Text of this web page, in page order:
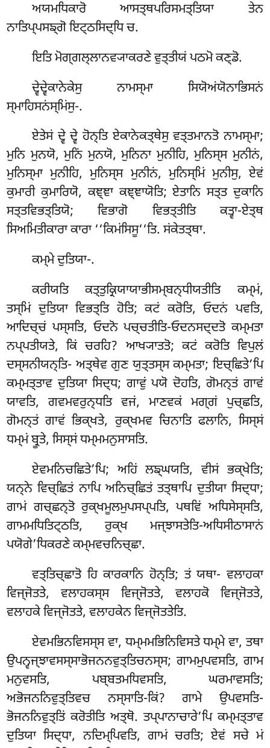
ਅਯਮਧਿਕਾਰੋ ਆਸਤ੍ਥਪਰਿਸਮਤ੍ਤਿਯਾ ਤੇਨ
ਨਾਤਿਪ੍ਪਸਙ੍ਗੋ ਇਟ੍ਠਸਿਦ੍ਧਿ ਚ.
ਇਤਿ ਮੋਗ੍ਗਲ੍ਲਾਨਵ੍ਯਾਕਰਣੇ ਵੁਤ੍ਤੀਯਂ ਪਠਮੋ ਕਣ੍ਡੋ.
ਦ੍ਵੇਦ੍ਵੇਕਾਨੇਕੇਸੁਨਾਮਸ੍ਮਾ ਸਿਯੋਅਂਯੋਨਾਭਿਸਨਂ
ਸ੍ਮਾਹਿਸਨਂਸ੍ਮਿਂਸੁ-.
ਏਤੇਸਂ ਦ੍ਵੇ ਦ੍ਵੇ ਹੋਨ੍ਤਿ ਏਕਾਨੇਕਤ੍ਥੇਸੁ ਵਤ੍ਤਮਾਨਤੋ ਨਾਮਸ੍ਮਾ;
ਮੁਨਿ ਮੁਨਯੋ, ਮੁਨਿਂ ਮੁਨਯੋ, ਮੁਨਿਨਾ ਮੁਨੀਹਿ, ਮੁਨਿਸ੍ਸ ਮੁਨੀਨਂ,
ਮੁਨਿਸ੍ਮਾ ਮੁਨੀਹਿ, ਮੁਨਿਸ੍ਸ ਮੁਨੀਨਂ, ਮੁਨਿਸ੍ਮਿਂ ਮੁਨੀਸੁ, ਏਵਂ
ਕੁਮਾਰੀ ਕੁਮਾਰਿਯੋ, ਕਞ੍ਞਾ ਕਞ੍ਞਾਯੋਤਿ; ਏਤਾਨਿ ਸਤ੍ਤ ਦੁਕਾਨਿ
ਸਤ੍ਤਵਿਭਤ੍ਤਿਯੋ; ਵਿਭਾਗੋ ਵਿਭਤ੍ਤੀਤਿ ਕਤ੍ਵਾ-ਏਤ੍ਥ
ਸਿਅਮਿਤੀਕਾਰਾ ਕਾਰਾ ‘‘ਕਿਮਂਸਿਸੂ‘‘ਤਿ. ਸਂਕੇਤਤ੍ਥਾ.
ਕਮ੍ਮੇਦੁਤਿਯਾ-.
ਕਰੀਯਤਿ ਕਤ੍ਤੁਕ੍ਰਿਯਾਯਾਭੀਸਮ੍ਬਨ੍ਧੀਯਤੀਤਿ ਕਮ੍ਮਂ,
ਤਸ੍ਮਿਂ ਦੁਤਿਯਾ ਵਿਭਤ੍ਤਿ ਹੋਤਿ; ਕਟਂ ਕਰੋਤਿ, ਓਦਨਂ ਪਵਤਿ,
ਆਦਿਚ੍ਚਂ ਪਸ੍ਸਤਿ, ਓਦਨੋ ਪਚ੍ਚਤੀਤਿ-ਓਦਨਸਦ੍ਦਤੋ ਕਮ੍ਮਤਾ
ਨਪ੍ਪਤੀਯਤੇ, ਕਿਂ ਚਰਹਿ? ਆਖ੍ਯਾਤਤੋ; ਕਟਂ ਕਰੋਤਿ ਵਿਪੁਲਂ
ਦਸ੍ਸਨੀਯਨ੍ਤਿ- ਅਤ੍ਥੇਵ ਗੁਣ ਯੁਤ੍ਤਸ੍ਸ ਕਮ੍ਮਤਾ; ਇਚ੍ਛਿਤੇ’ਪਿ
ਕਮ੍ਮਤ੍ਤਾਵ ਦੁਤਿਯਾ ਸਿਦ੍ਧ; ਗਾਵੁਂ ਪਯੋ ਦੋਹਤਿ, ਗੋਮਨ੍ਤਂ ਗਾਵਂ
ਯਾਵਤਿ, ਗਵਮਵਰੁਨ੍ਧਤਿ ਵਜਂ, ਮਾਣਵਕਂ ਮਗ੍ਗਂ ਪੁਚ੍ਛਤਿ,
ਗੋਮਨ੍ਤਂ ਗਾਵਂ ਭਿਕ੍ਖਤੇ, ਰੁਕ੍ਖਮਵ ਚਿਨਾਤਿ ਫਲਾਨਿ, ਸਿਸ੍ਸਂ
ਧਮ੍ਮਂ ਬ੍ਰੂਤੇ, ਸਿਸ੍ਸਂ ਧਮ੍ਮਮਨੁਸਾਸਤਿ.
ਏਵਮਨਿਚਛਿਤੇ’ਪਿ;ਅਹਿਂ ਲਙ੍ਘਯਤਿ, ਵੀਸਂ ਭਕ੍ਖੇਤਿ;
ਯਨ੍ਨੇ ਵਿਚ੍ਛਿਤਂ ਨਾਪਿ ਅਨਿਚ੍ਛਿਤਂ ਤਤ੍ਥਾਪਿ ਦੁਤੀਯਾ ਸਿਦ੍ਧਾ;
ਗਾਮਂ ਗਚ੍ਛਨ੍ਤੋ ਰੁਕ੍ਖਮੂਲਮੁਪਸਪ੍ਪਤਿ, ਪਥਵਿਂ ਅਧਿਸੇਸ੍ਸਤਿ,
ਗਾਮਮਧਿਤਿਟ੍ਠਤਿ, ਰੁਕ੍ਖ ਮਜ੍ਝਾਸਤੇਤਿ-ਅਧਿਸੀਠਾਸਾਨਂ
ਪਯੋਗੇ’ਧਿਕਰਣੇ ਕਮ੍ਮਵਚਨਿਚ੍ਛਾ.
ਵਤ੍ਤਿਚ੍ਛਾਤੋਹਿ ਕਾਰਕਾਨਿ ਹੋਨ੍ਤਿ; ਤਂ ਯਥਾ- ਵਲਾਹਕਾ
ਵਿਜ੍ਜੋਤਤੇ, ਵਲਾਹਕਸ੍ਸ ਵਿਜ੍ਜੋਤਤੇ, ਵਲਾਹਕੋ ਵਿਜ੍ਜੋਤਤੇ,
ਵਲਾਹਕੇ ਵਿਜ੍ਜੋਤਤੇ, ਵਲਾਹਕੇਨ ਵਿਜ੍ਜੋਤਤੇਤਿ.
ਏਵਮਭਿਨਵਿਸਸ੍ਸ ਵਾ, ਧਮ੍ਮਮਭਿਨਿਵਿਸਤੇ ਧਮ੍ਮੇ ਵਾ, ਤਥਾ
ਉਪਨ੍ਵਜ੍ਝਾਵਸਸ੍ਸਾਭੋਜਨਨਵੁਤ੍ਤਿਚਨਸ੍ਸ; ਗਾਮਮੁਪਵਸਤਿ, ਗਾਮ
ਮਨੁਵਸਤਿ, ਪਬ੍ਬਤਮਧਿਵਸਤਿ, ਘਰਮਾਵਸਤਿ;
ਅਭੋਜਨਨਿਵੁਤ੍ਤਿਵਚ ਨਸ੍ਸਾਤਿ-ਕਿਂ? ਗਾਮੇ ਉਪਵਸਤਿ-
ਭੋਜਨਨਿਵੁਤ੍ਤਿਂ ਕਰੋਤੀਤਿ ਅਤ੍ਥੋ. ਤਪ੍ਪਾਨਾਚਾਰੇ’ਪਿਕਮ੍ਮਤ੍ਤਾਵ
ਦੁਤਿਯਾ ਸਿਦ੍ਧਾ, ਨਦਿਮ੍ਪਿਵਤਿ, ਗਾਮਂ ਚਰਤਿ; ਏਵਂ ਸਚੇ ਮਂ